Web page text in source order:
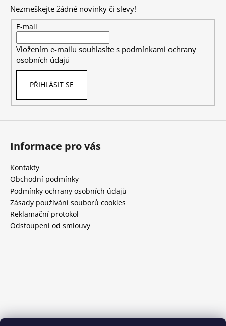
Nezmeškejte žádné novinky či slevy!
E-mail
Vložením e-mailu souhlasíte s podmínkami ochrany
osobních údajů
PŘIHLÁSIT SE
Informace pro vás
Kontakty
Obchodní podmínky
Podmínky ochrany osobních údajů
Zásady používání souborů cookies
Reklamační protokol
Odstoupení od smlouvy